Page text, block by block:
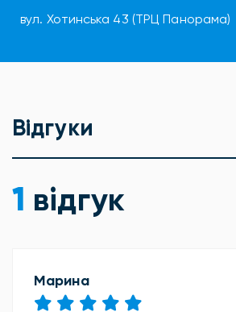
вул. Хотинська 43 (ТРЦ Панорама)
Відгуки
1 відгук
Марина